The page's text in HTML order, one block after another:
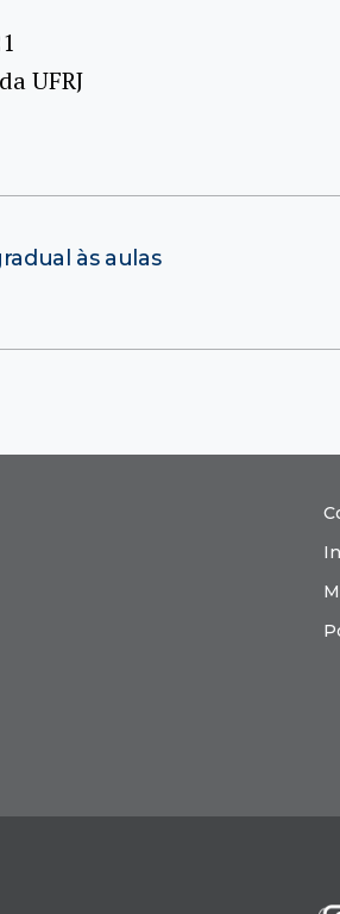
UFRJ
às aulas